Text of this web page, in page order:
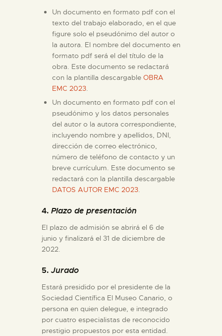
Un documento en formato pdf con el
texto del trabajo elaborado, en el que
figure solo el pseudónimo del autor o
la autora. El nombre del documento en
formato pdf será el del título de la
obra. Este documento se redactará
con la plantilla descargable OBRA
EMC 2023.
Un documento en formato pdf con el
pseudónimo y los datos personales
del autor o la autora correspondiente,
incluyendo nombre y apellidos, DNI,
dirección de correo electrónico,
número de teléfono de contacto y un
breve currículum. Este documento se
redactará con la plantilla descargable
DATOS AUTOR EMC 2023.
4. Plazo de presentación
El plazo de admisión se abrirá el 6 de
junio y finalizará el 31 de diciembre de
2022.
5. Jurado
Estará presidido por el presidente de la
Sociedad Científica El Museo Canario, o
persona en quien delegue, e integrado
por cuatro especialistas de reconocido
prestigio propuestos por esta entidad.